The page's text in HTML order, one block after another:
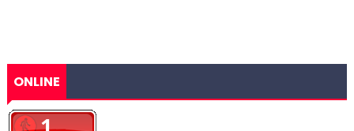
ONLINE